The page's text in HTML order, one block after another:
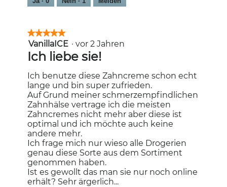
★★★★★
★★★★★
5
von
5
Sternen.
VanillaICE · vor 2 Jahren
Ich liebe sie!
Ich benutze diese Zahncreme schon echt
lange und bin super zufrieden.
Auf Grund meiner schmerzempfindlichen
Zahnhälse vertrage ich die meisten
Zahncremes nicht mehr aber diese ist
optimal und ich möchte auch keine
andere mehr.
Ich frage mich nur wieso alle Drogerien
genau diese Sorte aus dem Sortiment
genommen haben.
Ist es gewollt das man sie nur noch online
erhält? Sehr ärgerlich...